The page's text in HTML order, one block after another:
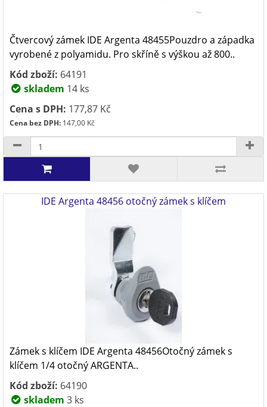
Čtvercový zámek IDE Argenta 48455Pouzdro a západka
vyrobené z polyamidu. Pro skříně s výškou až 800..
Kód zboží: 64191
skladem 14 ks
Cena s DPH: 177,87 Kč
Cena bez DPH: 147,00 Kč
IDE Argenta 48456 otočný zámek s klíčem
Zámek s klíčem IDE Argenta 48456Otočný zámek s
klíčem 1/4 otočný ARGENTA..
Kód zboží: 64190
skladem 3 ks